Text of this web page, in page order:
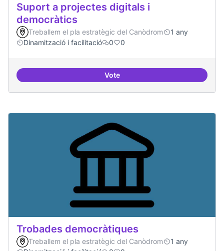
Suport a projectes digitals i
democràtics
Treballem el pla estratègic del Canòdrom
1 any
Dinamització i facilitació
0 0
VoteSuport a projectes digitals i
Trobades democràtiques
Treballem el pla estratègic del Canòdrom
1 any